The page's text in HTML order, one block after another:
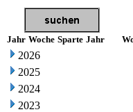
Jahr Woche Sparte Jahr
2026
2025
2024
2023